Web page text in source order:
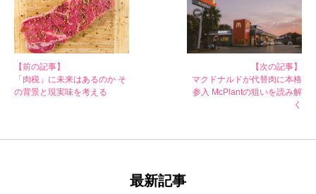
【前の記事】
「肉税」に未来はあるのか そ
の背景と現実味を考える
【次の記事】
マクドナルドが代替肉に本格
参入 McPlantの狙いを読み解
く
最新記事